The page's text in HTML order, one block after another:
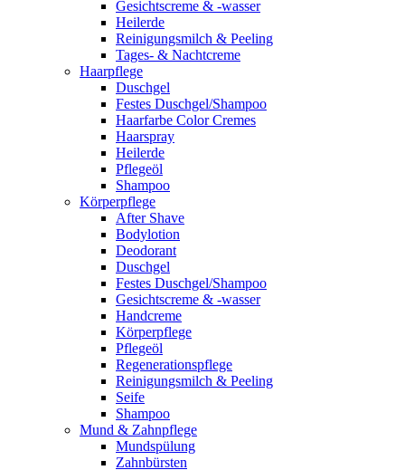
Gesichtscreme & -wasser
Heilerde
Reinigungsmilch & Peeling
Tages- & Nachtcreme
Haarpflege
Duschgel
Festes Duschgel/Shampoo
Haarfarbe Color Cremes
Haarspray
Heilerde
Pflegeöl
Shampoo
Körperpflege
After Shave
Bodylotion
Deodorant
Duschgel
Festes Duschgel/Shampoo
Gesichtscreme & -wasser
Handcreme
Körperpflege
Pflegeöl
Regenerationspflege
Reinigungsmilch & Peeling
Seife
Shampoo
Mund & Zahnpflege
Mundspülung
Zahnbürsten